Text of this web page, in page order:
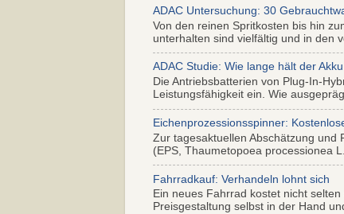
ADAC Untersuchung: 30
Von den reinen Spritkosten bis hin
unterhalten sind vielfältig und in den
ADAC Studie: Wie lange hält der
Die Antriebsbatterien von Plug-In-
Leistungsfähigkeit ein. Wie
Eichenprozessionsspinner:
Zur tagesaktuellen Abschätzung und
(EPS, Thaumetopoea processionea
Fahrradkauf: Verhandeln lohnt sich
Ein neues Fahrrad kostet nicht
Preisgestaltung selbst in der Hand